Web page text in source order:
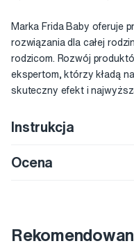
Marka Frida Baby oferuje
rozwiązania dla całej
rodzicom. Rozwój
ekspertom, którzy kładą
skuteczny efekt i
Instrukcja
Ocena